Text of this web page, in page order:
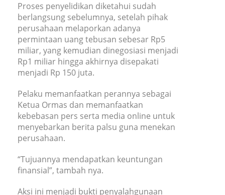
Proses penyelidikan diketahui sudah
berlangsung sebelumnya, setelah pihak
perusahaan melaporkan adanya
permintaan uang tebusan sebesar Rp5
miliar, yang kemudian dinegosiasi menjadi
Rp1 miliar hingga akhirnya disepakati
menjadi Rp 150 juta.
Pelaku memanfaatkan perannya sebagai
Ketua Ormas dan memanfaatkan
kebebasan pers serta media online untuk
menyebarkan berita palsu guna menekan
perusahaan.
“Tujuannya mendapatkan keuntungan
finansial”, tambah nya.
Aksi ini menjadi bukti penyalahgunaan